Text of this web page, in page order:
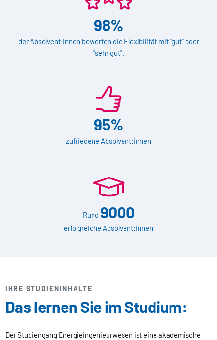
98%
der Absolvent:innen bewerten die Flexibilität mit "gut" oder
"sehr gut".
95%
zufriedene Absolvent:innen
Rund 9000
erfolgreiche Absolvent:innen
IHRE STUDIENINHALTE
Das lernen Sie im Studium:
Der Studiengang Energieingenieurwesen ist eine akademische